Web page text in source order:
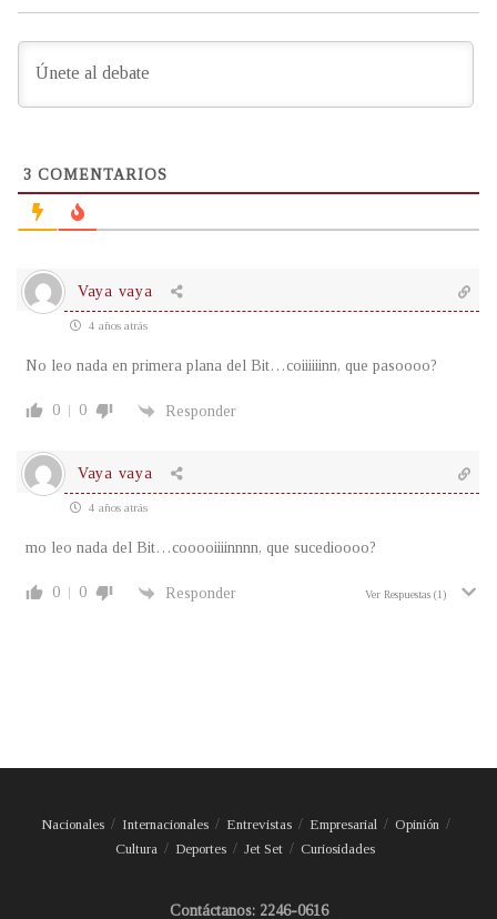
3 COMENTARIOS
Vaya vaya
4 años atrás
No leo nada en primera plana del Bit…coiiiiiinn, que pasoooo?
0 0 Responder
Vaya vaya
4 años atrás
mo leo nada del Bit…cooooiiiinnnn, que sucedioooo?
0 0 Responder Ver Respuestas (1)
Nacionales Internacionales Entrevistas Empresarial
Opinión
Cultura
Deportes Jet Set Curiosidades
Contáctanos: 2246-0616